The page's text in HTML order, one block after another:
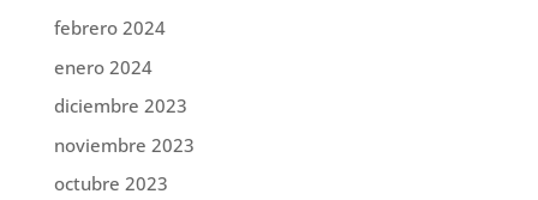
febrero 2024
enero 2024
diciembre 2023
noviembre 2023
octubre 2023